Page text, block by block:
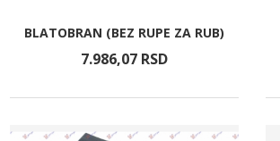
BLATOBRAN (BEZ RUPE ZA RUB)
7.986,07 RSD